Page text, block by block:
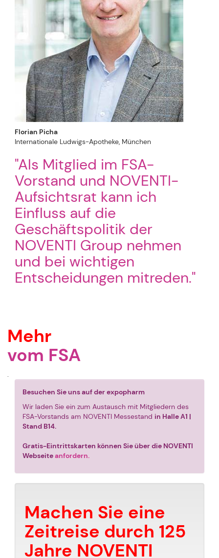
Florian Picha
Internationale Ludwigs-Apotheke, München
"Als Mitglied im FSA-
Vorstand und NOVENTI-
Aufsichtsrat kann ich
Einfluss auf die
Geschäftspolitik der
NOVENTI Group nehmen
und bei wichtigen
Entscheidungen mitreden."
Mehr
vom FSA
.
Besuchen Sie uns auf der expopharm
Wir laden Sie ein zum Austausch mit Mitgliedern des
FSA-Vorstands am NOVENTI Messestand in Halle A1 |
Stand B14.
Gratis-Eintrittskarten können Sie über die NOVENTI
Webseiteanfordern.
Machen Sie eine
Zeitreise durch 125
Jahre NOVENTI